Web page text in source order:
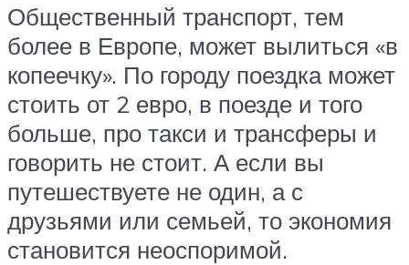
Общественный транспорт, тем
более в Европе, может вылиться «в
копеечку». По городу поездка может
стоить от 2 евро, в поезде и того
больше, про такси и трансферы и
говорить не стоит. А если вы
путешествуете не один, а с
друзьями или семьей, то экономия
становится неоспоримой.